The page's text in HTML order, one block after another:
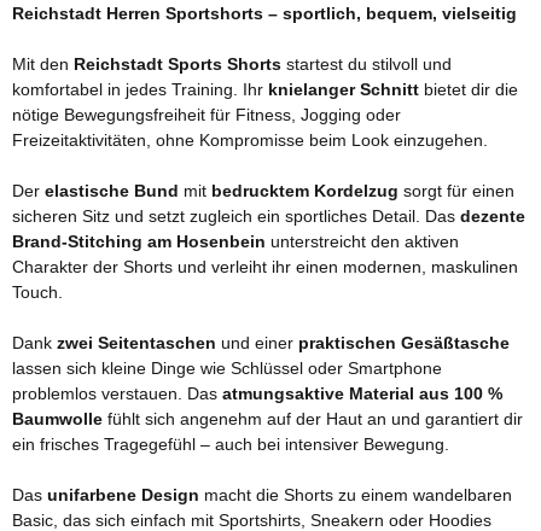
Reichstadt Herren Sportshorts – sportlich, bequem, vielseitig
Mit den Reichstadt Sports Shorts startest du stilvoll und
komfortabel in jedes Training. Ihr knielanger Schnitt bietet dir die
nötige Bewegungsfreiheit für Fitness, Jogging oder
Freizeitaktivitäten, ohne Kompromisse beim Look einzugehen.
Der elastische Bund mit bedrucktem Kordelzug sorgt für einen
sicheren Sitz und setzt zugleich ein sportliches Detail. Das dezente
Brand-Stitching am Hosenbein unterstreicht den aktiven
Charakter der Shorts und verleiht ihr einen modernen, maskulinen
Touch.
Dank zwei Seitentaschen und einer praktischen Gesäßtasche
lassen sich kleine Dinge wie Schlüssel oder Smartphone
problemlos verstauen. Das atmungsaktive Material aus 100 %
Baumwolle fühlt sich angenehm auf der Haut an und garantiert dir
ein frisches Tragegefühl – auch bei intensiver Bewegung.
Das unifarbene Design macht die Shorts zu einem wandelbaren
Basic, das sich einfach mit Sportshirts, Sneakern oder Hoodies